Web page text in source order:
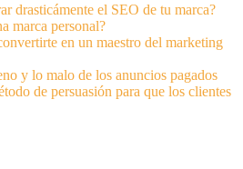
drasticámente el SEO de tu marca?
marca personal?
en un maestro del marketing
y lo malo de los anuncios pagados
de persuasión para que los clientes